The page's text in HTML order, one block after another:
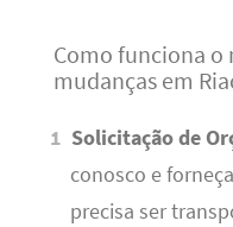
Como funciona o
mudanças em
Solicitação de
conosco e
precisa ser